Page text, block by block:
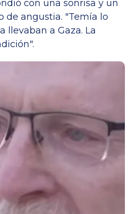
con una sonrisa y un
de angustia. "Temía lo
llevaban a Gaza. La